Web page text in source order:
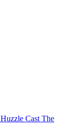
Huzzle Cast The